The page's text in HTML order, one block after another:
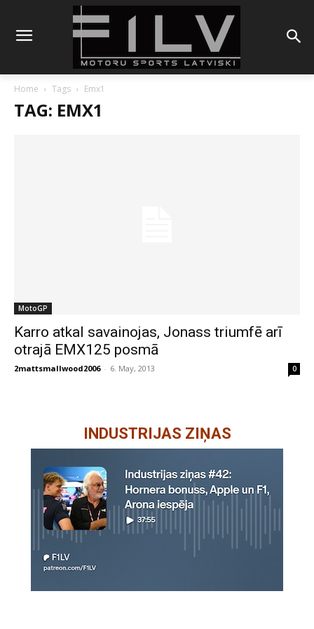
Home Tags Emx1
TAG: EMX1
MotoGP
Karro atkal savainojas, Jonass triumfē arī
otrajā EMX125 posmā
2mattsmallwood2006 - 6. May, 2013 0
INDUSTRIJAS ZIŅAS